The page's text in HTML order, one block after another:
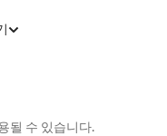
될 수 있습니다.